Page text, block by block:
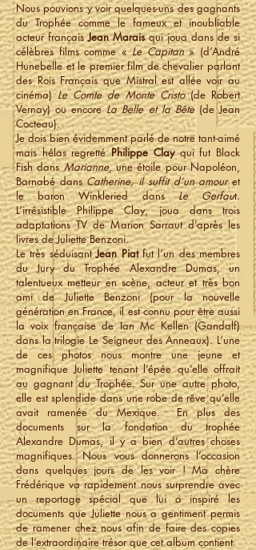
Nous pouvions y voir quelques-uns des gagnants
du Trophée comme le fameux et inoubliable
acteur françaisJean Maraisqui joua dans de si
célèbres films comme «Le Capitan» (d’André
Hunebelle et le premier film de chevalier parlant
des Rois Français que Mistral est allée voir au
cinéma)Le Comte de Monte Cristo(de Robert
Vernay) ou encoreLa Belle et la Bête(de Jean
Cocteau).
Je dois bien évidemment parlé de notre tant-aimé
mais hélas regrettéPhilippe Clayqui fut Black
Fish dansMarianne, une étoile pour Napoléon,
Barnabé dansCatherine, il suffit d’un amouret
le baron Winkleried dansLe Gerfaut.
L’irrésistible Philippe Clay, joua dans trois
adaptations TV de Marion Sarraut d’après les
livres de Juliette Benzoni.
Le très séduisantJean Piatfut l’un des membres
du Jury du Trophée Alexandre Dumas, un
talentueux metteur en scène, acteur et très bon
ami de Juliette Benzoni (pour la nouvelle
génération en France, il est connu pour être aussi
la voix française de Ian Mc Kellen (Gandalf)
dans la trilogie Le Seigneur des Anneaux). L’une
de ces photos nous montre une jeune et
magnifique Juliette tenant l’épée qu’elle offrait
au gagnant du Trophée. Sur une autre photo,
elle est splendide dans une robe de rêve qu’elle
avait ramenée du Mexique. En plus des
documents sur la fondation du trophée
Alexandre Dumas, il y a bien d’autres choses
magnifiques. Nous vous donnerons l’occasion
dans quelques jours de les voir ! Ma chère
Frédérique va rapidement nous surprendre avec
un reportage spécial que lui a inspiré les
documents que Juliette nous a gentiment permis
de ramener chez nous afin de faire des copies
de l’extraordinaire trésor que cet album contient.